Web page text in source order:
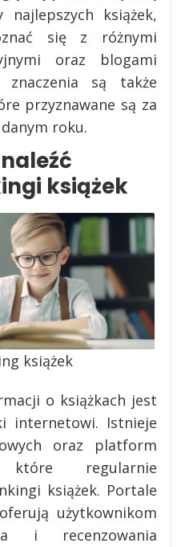
książek,
się z różnymi
oraz blogami
są także
przyznawane są za
roku.
książek
książek
o książkach jest
internetowi. Istnieje
oraz platform
które regularnie
książek. Portale
użytkownikom
i recenzowania